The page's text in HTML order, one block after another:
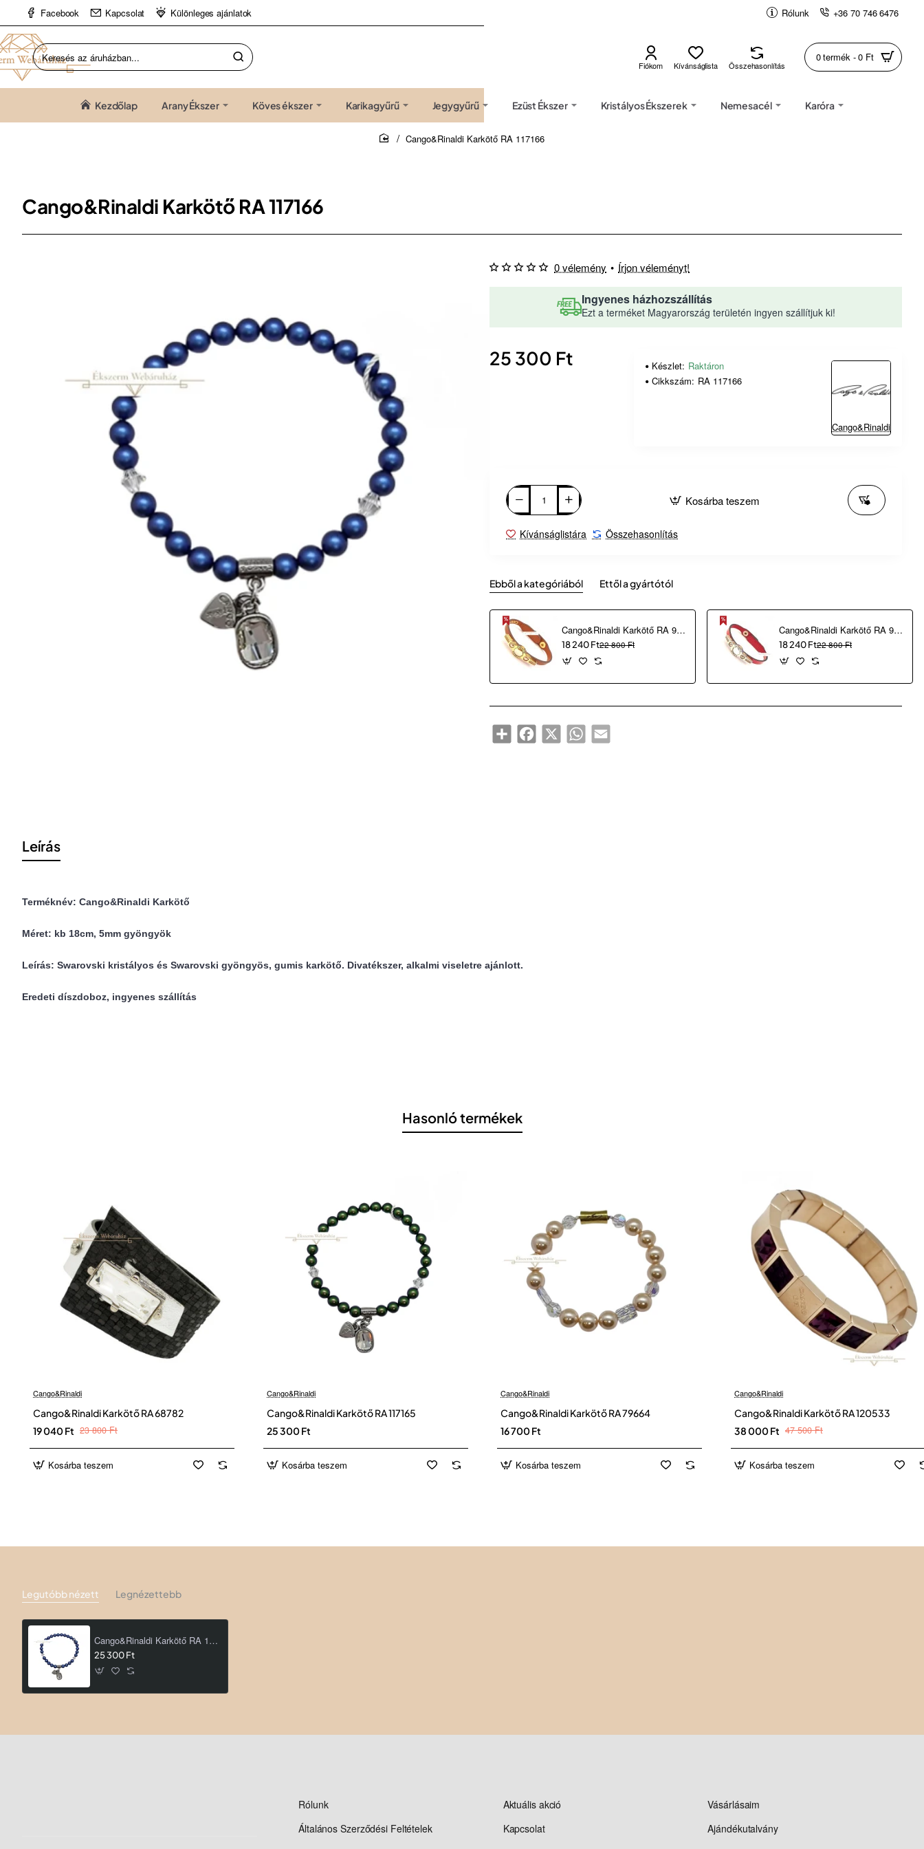
Facebook Kapcsolat Különleges ajánlatok Rólunk +36 70 746 6476
Keresés
az
Fiókom Kívánságlista Összehasonlítás
0 termék - 0 Ft
Kezdőlap Arany Ékszer Köves ékszer Karikagyűrű Jegygyűrű Ezüst Ékszer Kristályos Ékszerek Nemesacél Karóra
Cango&Rinaldi Karkötő RA 117166
Cango&Rinaldi Karkötő RA 117166
Ingyenes házhozszállítás
Ezt a terméket Magyarország területén ingyen szállítjuk ki!
0 vélemény • Írjon véleményt!
25 300 Ft Készlet: Raktáron
Cikkszám: RA 117166
Cango&Rinaldi
Kosárba teszem
Kívánságlistára Összehasonlítás
Ebből a kategóriából Ettől a gyártótól
Cango&Rinaldi Karkötő RA 92883
18 240 Ft22 800 Ft
Cango&Rinaldi Karkötő RA 92885
18 240 Ft22 800 Ft
ShareFacebook
X WhatsAppEmail
Leírás
Terméknév: Cango&Rinaldi Karkötő
Méret: kb 18cm, 5mm gyöngyök
Leírás: Swarovski kristályos és Swarovski gyöngyös, gumis karkötő. Divatékszer, alkalmi viseletre ajánlott.
Eredeti díszdoboz, ingyenes szállítás
Hasonló termékek
Cango&Rinaldi
Cango&Rinaldi Karkötő RA 68782
19 040 Ft 23 800 Ft
Kosárba teszem
Cango&Rinaldi
Cango&Rinaldi Karkötő RA 117165
25 300 Ft
Kosárba teszem
Cango&Rinaldi
Cango&Rinaldi Karkötő RA 79664
16 700 Ft
Kosárba teszem
Cango&Rinaldi
Cango&Rinaldi Karkötő RA 120533
38 000 Ft 47 500 Ft
Kosárba teszem
Legutóbb nézett Legnézettebb
Cango&Rinaldi Karkötő RA 117166
25 300 Ft
Rólunk
Általános Szerződési Feltételek
Aktuális akció
Kapcsolat
Vásárlásaim
Ajándékutalvány